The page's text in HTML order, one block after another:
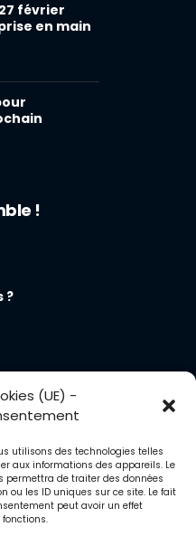
(UE) -
utilisons des technologies telles
aux informations des appareils. Le
permettra de traiter des données
ou les ID uniques sur ce site. Le fait
peut avoir un effet
février
en main
!
?